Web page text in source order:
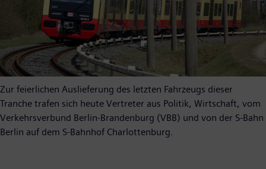
Zur feierlichen Auslieferung des letzten Fahrzeugs dieser
Tranche trafen sich heute Vertreter aus Politik, Wirtschaft, vom
Verkehrsverbund Berlin-Brandenburg (VBB) und von der S-Bahn
Berlin auf dem S-Bahnhof Charlottenburg.